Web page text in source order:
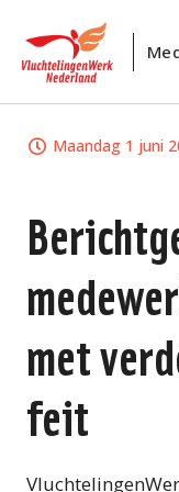
Maandag 1 juni
met
feit